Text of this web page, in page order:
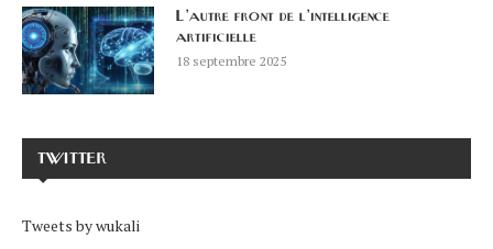
L’autre front de l’intelligence
artificielle
18 septembre 2025
TWITTER
Tweets by wukali